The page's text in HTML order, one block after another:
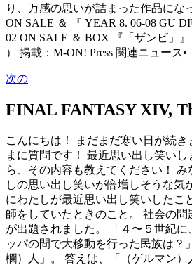
り、万感の思いが詰まった作品にな
ON SALE ＆ 『 YEAR 8. 06-08 GU
02 ON SALE ＆ BOX 『「ザンビ」』
） 掲載：M-ON! Press 関連ニュース•
次の
FINAL FANTASY XIV,
こんにちは！ まだまだ寒い日が続き
まに質問です！ 最近思い出し笑いし
ら、その内容も教えてください！
しの思い出し笑いが倍増しそうな気
にわたしが最近思い出し笑いしたこ
師をしていたときのこと。 社会の
が出題されました。 「４〜５世紀に
ッパの間で大移動を行った民族は？
欄）人」。 答えは、「（ゲルマン